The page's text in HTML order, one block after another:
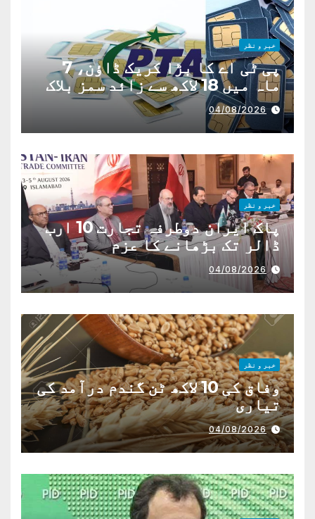
خبر و نظر
پی ٹی اے کا بڑا کریک ڈاؤن، 7
ماہ میں 18 لاکھ سے زائد سمز بلاک
04/08/2026
خبر و نظر
پاک ایران دوطرفہ تجارت 10 ارب
ڈالر تک بڑھانے کا عزم
04/08/2026
خبر و نظر
وفاق کی 10 لاکھ ٹن گندم درآمد کی
تیاری
04/08/2026